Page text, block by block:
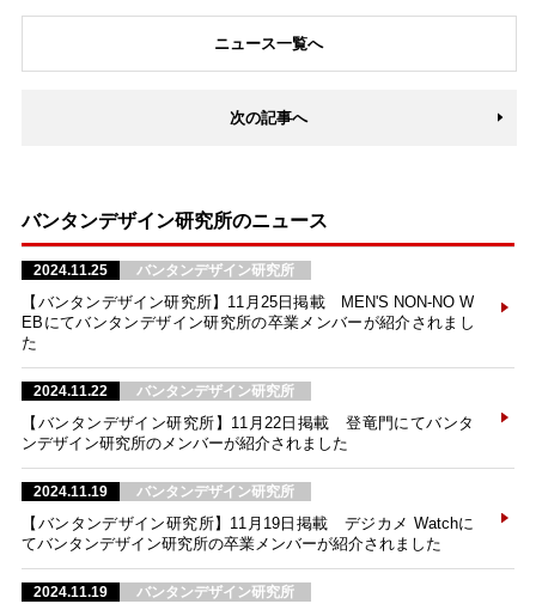
ニュース一覧へ
次の記事へ
バンタンデザイン研究所のニュース
2024.11.25 バンタンデザイン研究所
【バンタンデザイン研究所】11月25日掲載 MEN'S NON-NO W
EBにてバンタンデザイン研究所の卒業メンバーが紹介されまし
た
2024.11.22 バンタンデザイン研究所
【バンタンデザイン研究所】11月22日掲載 登竜門にてバンタ
ンデザイン研究所のメンバーが紹介されました
2024.11.19 バンタンデザイン研究所
【バンタンデザイン研究所】11月19日掲載 デジカメ Watchに
てバンタンデザイン研究所の卒業メンバーが紹介されました
2024.11.19 バンタンデザイン研究所